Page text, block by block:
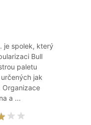
je spolek, který
Bull
paletu
jak
Organizace
a ...